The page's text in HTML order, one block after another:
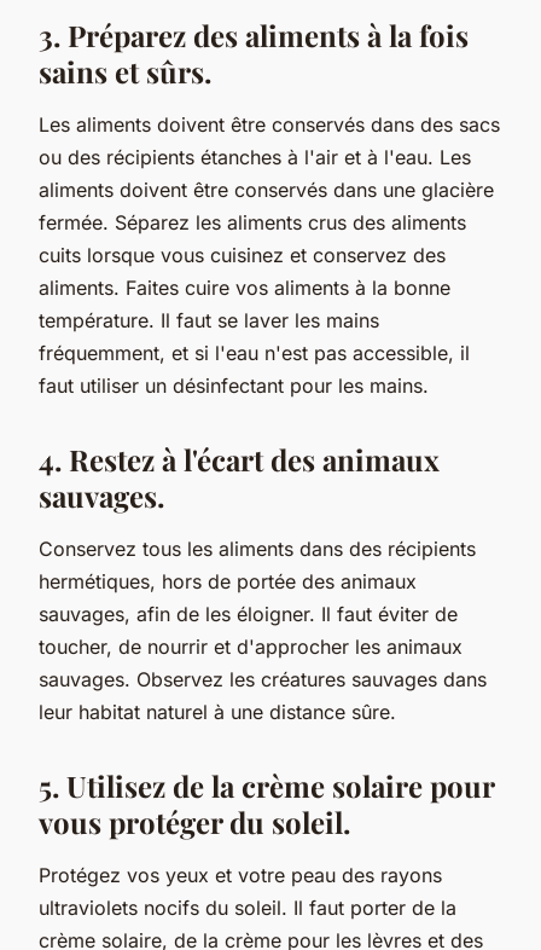
3. Préparez des aliments à la fois
sains et sûrs.
Les aliments doivent être conservés dans des sacs
ou des récipients étanches à l'air et à l'eau. Les
aliments doivent être conservés dans une glacière
fermée. Séparez les aliments crus des aliments
cuits lorsque vous cuisinez et conservez des
aliments. Faites cuire vos aliments à la bonne
température. Il faut se laver les mains
fréquemment, et si l'eau n'est pas accessible, il
faut utiliser un désinfectant pour les mains.
4. Restez à l'écart des animaux
sauvages.
Conservez tous les aliments dans des récipients
hermétiques, hors de portée des animaux
sauvages, afin de les éloigner. Il faut éviter de
toucher, de nourrir et d'approcher les animaux
sauvages. Observez les créatures sauvages dans
leur habitat naturel à une distance sûre.
5. Utilisez de la crème solaire pour
vous protéger du soleil.
Protégez vos yeux et votre peau des rayons
ultraviolets nocifs du soleil. Il faut porter de la
crème solaire, de la crème pour les lèvres et des